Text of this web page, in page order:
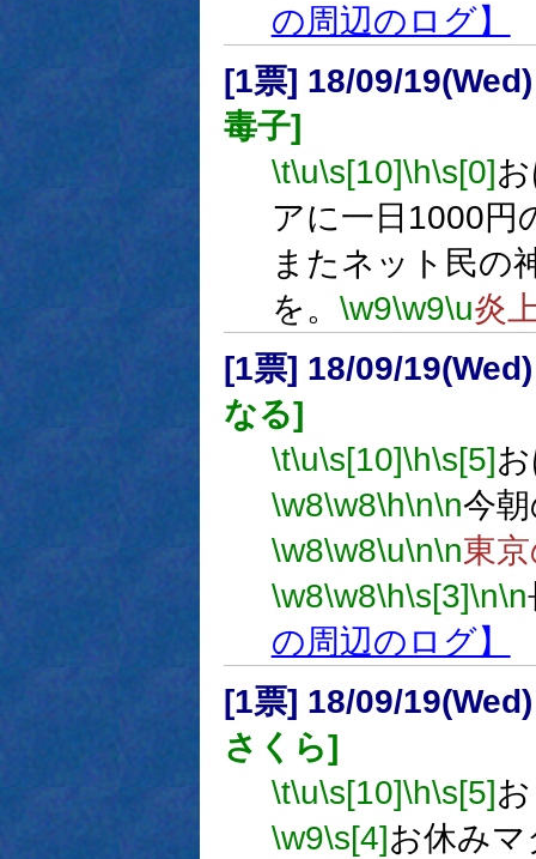
の周辺のログ】
[1票] 18/09/
毒子]
\t\u\s[10]\h\s[0]
アに一日1000円
またネット民の
を。 \w9\w9\u炎
[1票] 18/09/
なる]
\t\u\s[10]\h\s[5]
\w8\w8\h\n\n今
\w8\w8\u\n\n東
\w8\w8\h\s[3]\n\n
の周辺のログ】
[1票] 18/09/
さくら]
\t\u\s[10]\h\s[5]
\w9\s[4]お休みマ